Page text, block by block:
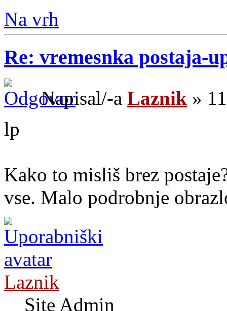
Na vrh
Re: vremesnka postaja-
Napisal/-a Laznik »
lp
Kako to misliš brez
vse. Malo podrobnje
Laznik
Site Admin